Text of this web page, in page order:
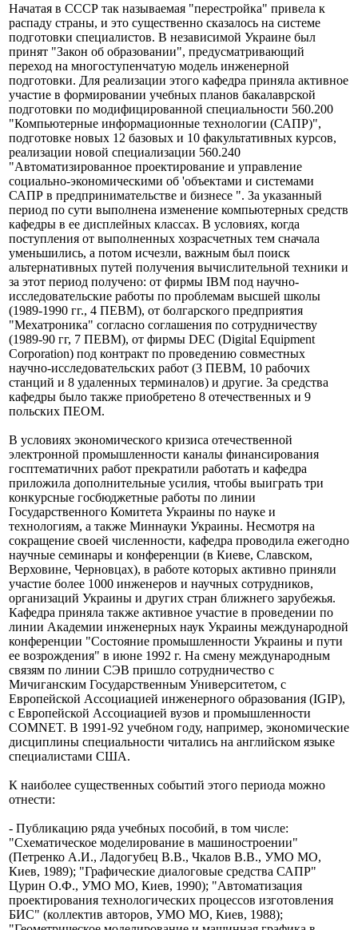
Начатая в СССР так называемая "перестройка" привела к
распаду страны, и это существенно сказалось на системе
подготовки специалистов. В независимой Украине был
принят "Закон об образовании", предусматривающий
переход на многоступенчатую модель инженерной
подготовки. Для реализации этого кафедра приняла активное
участие в формировании учебных планов бакалаврской
подготовки по модифицированной специальности 560.200
"Компьютерные информационные технологии (САПР)",
подготовке новых 12 базовых и 10 факультативных курсов,
реализации новой специализации 560.240
"Автоматизированное проектирование и управление
социально-экономическими об 'объектами и системами
САПР в предпринимательстве и бизнесе ". За указанный
период по сути выполнена изменение компьютерных средств
кафедры в ее дисплейных классах. В условиях, когда
поступления от выполненных хозрасчетных тем сначала
уменьшились, а потом исчезли, важным был поиск
альтернативных путей получения вычислительной техники и
за этот период получено: от фирмы IBM под научно-
исследовательские работы по проблемам высшей школы
(1989-1990 гг., 4 ПЕВМ), от болгарского предприятия
"Мехатроника" согласно соглашения по сотрудничеству
(1989-90 гг, 7 ПЕВМ), от фирмы DEC (Digital Equipment
Corporation) под контракт по проведению совместных
научно-исследовательских работ (3 ПЕВМ, 10 рабочих
станций и 8 удаленных терминалов) и другие. За средства
кафедры было также приобретено 8 отечественных и 9
польских ПЕОМ.
В условиях экономического кризиса отечественной
электронной промышленности каналы финансирования
госптематичних работ прекратили работать и кафедра
приложила дополнительные усилия, чтобы выиграть три
конкурсные госбюджетные работы по линии
Государственного Комитета Украины по науке и
технологиям, а также Миннауки Украины. Несмотря на
сокращение своей численности, кафедра проводила ежегодно
научные семинары и конференции (в Киеве, Славском,
Верховине, Черновцах), в работе которых активно приняли
участие более 1000 инженеров и научных сотрудников,
организаций Украины и других стран ближнего зарубежья.
Кафедра приняла также активное участие в проведении по
линии Академии инженерных наук Украины международной
конференции "Состояние промышленности Украины и пути
ее возрождения" в июне 1992 г. На смену международным
связям по линии СЭВ пришло сотрудничество с
Мичиганским Государственным Университетом, с
Европейской Ассоциацией инженерного образования (IGIP),
с Европейской Ассоциацией вузов и промышленности
COMNET. В 1991-92 учебном году, например, экономические
дисциплины специальности читались на английском языке
специалистами США.
К наиболее существенных событий этого периода можно
отнести:
- Публикацию ряда учебных пособий, в том числе:
"Схематическое моделирование в машиностроении"
(Петренко А.И., Ладогубец В.В., Чкалов В.В., УМО МО,
Киев, 1989); "Графические диалоговые средства САПР"
Цурин О.Ф., УМО МО, Киев, 1990); "Автоматизация
проектирования технологических процессов изготовления
БИС" (коллектив авторов, УМО МО, Киев, 1988);